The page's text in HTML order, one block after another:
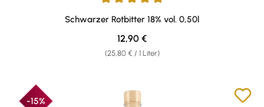
Durchschnittliche Bewertung von 5 von 5 Sternen
Schwarzer Rotbitter 18% vol. 0,50l
(25,80 € / 1 Liter)
Regulärer Preis:
12,90 €
-15%